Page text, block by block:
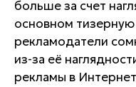
больше за счет
основном
рекламодатели
из-за её
рекламы в